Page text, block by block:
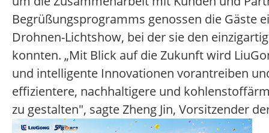
Begrüßungsprogramms genossen die Gäste
Drohnen-Lichtshow, bei der sie den
konnten. „Mit Blick auf die Zukunft wird
und intelligente Innovationen vorantreiben
effizientere, nachhaltigere und
zu gestalten", sagte Zheng Jin, Vorsitzender